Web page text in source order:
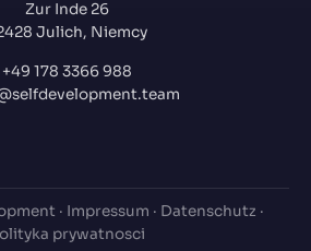
Zur Inde 26
Julich, Niemcy
+49 178 3366 988
· Impressum · Datenschutz ·
prywatnosci